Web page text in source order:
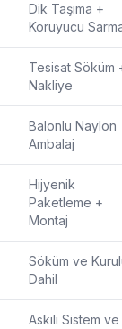
Dik Taşıma +
Koruyucu
Tesisat Söküm
Nakliye
Balonlu Naylon
Ambalaj
Hijyenik
Paketleme +
Montaj
Söküm ve
Dahil
Askılı Sistem ve